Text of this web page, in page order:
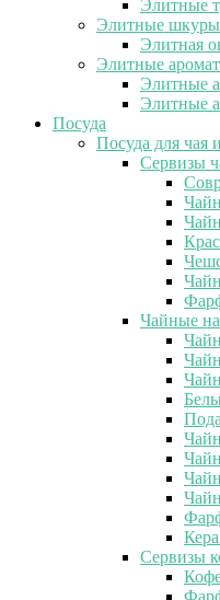
Элитные
Элитные шкуры
Элитная
Элитные
Элитные
Элитные
Посуда
Посуда для чая
Сервизы
Чайные
Сервизы